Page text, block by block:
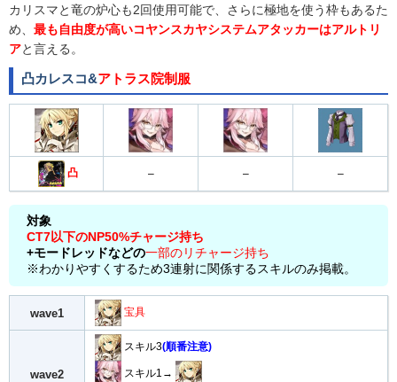
カリスマと竜の炉心も2回使用可能で、さらに極地を使う枠もあるた
め、 最も自由度が高いコヤンスカヤシステムアタッカーはアルトリ
アと言える。
凸カレスコ&アトラス院制服
凸 – – –
対象
CT7以下のNP50%チャージ持ち
+モードレッドなどの一部のリチャージ持ち
※わかりやすくするため3連射に関係するスキルのみ掲載。
wave1 宝具
wave2
スキル3(順番注意)
スキル1→